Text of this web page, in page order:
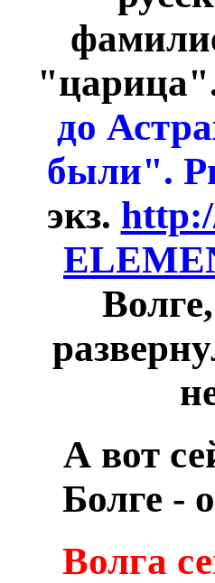
до
были".
экз.
А вот
Болге -
Волга